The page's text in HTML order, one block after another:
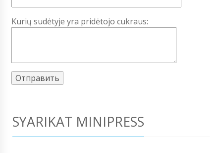
Kurių sudėtyje yra pridėtojo cukraus:
SYARIKAT MINIPRESS